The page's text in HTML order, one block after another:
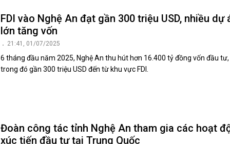
FDI vào Nghệ An đạt gần 300 triệu USD, nhiều dự
lớn tăng vốn
21:41, 01/07/2025
6 tháng đầu năm 2025, Nghệ An thu hút hơn 16.400 tỷ đồng vốn đầu tư,
trong đó gần 300 triệu USD đến từ khu vực FDI.
Đoàn công tác tỉnh Nghệ An tham gia các hoạt
xúc tiến đầu tư tại Trung Quốc